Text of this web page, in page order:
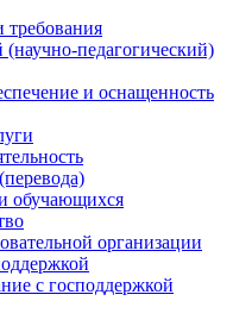
требования
педагогический)
и оснащенность
обучающихся
организации
с господдержкой